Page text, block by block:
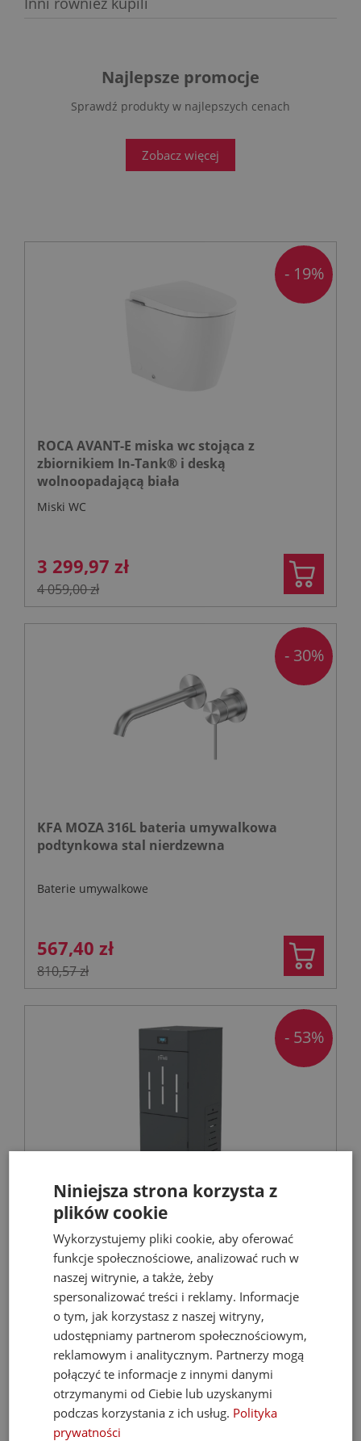
Najlepsze promocje
Sprawdź produkty w najlepszych cenach
Zobacz więcej
ROCA AVANT-E miska wc stojąca z
zbiornikiem In-Tank® i deską
wolnoopadającą biała
Miski WC
3 299,97 zł
4 059,00 zł
- 19%
KFA MOZA 316L bateria umywalkowa
podtynkowa stal nierdzewna
Baterie umywalkowe
567,40 zł
810,57 zł
- 30%
FERROLI Kocioł BIOPELLET PRO 24 KW Eco
Design
Kotły C.O. na pellet
9 899,00 zł
21 068,67 zł
- 53%
Niniejsza strona korzysta z
plików cookie
Wykorzystujemy pliki cookie, aby oferować
funkcje społecznościowe, analizować ruch w
naszej witrynie, a także, żeby
spersonalizować treści i reklamy. Informacje
o tym, jak korzystasz z naszej witryny,
udostępniamy partnerom społecznościowym,
reklamowym i analitycznym. Partnerzy mogą
połączyć te informacje z innymi danymi
otrzymanymi od Ciebie lub uzyskanymi
podczas korzystania z ich usług. Polityka
prywatności